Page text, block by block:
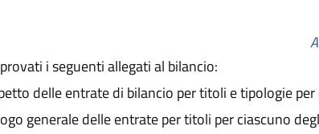
i seguenti allegati al bilancio:
delle entrate di bilancio per titoli e tipologie
generale delle entrate per titoli per ciascuno